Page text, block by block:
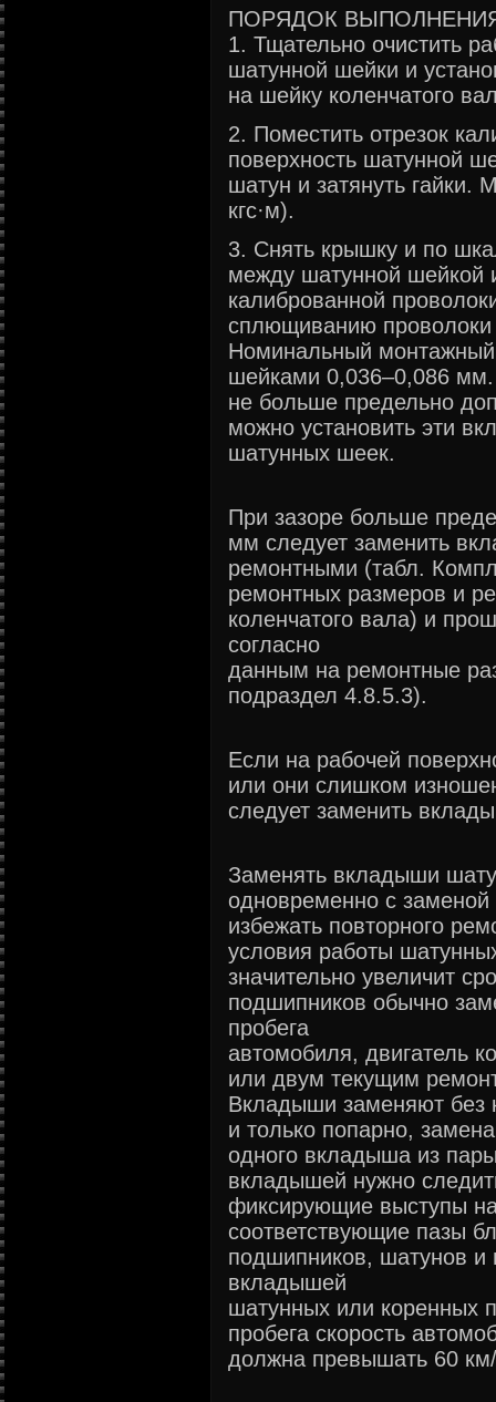
ПОРЯДОК
1. Тщательно очистить
шатунной шейки и
на шейку коленчатого
2. Поместить отрезок
поверхность шатунной
шатун и затянуть гайки.
кгс·м).
3. Снять крышку и по
между шатунной
калиброванной
сплющиванию проволоки
Номинальный
шейками 0,036–0,086 мм.
не больше предельно
можно установить эти
шатунных шеек.
При зазоре больше
мм следует заменить
ремонтными (табл.
ремонтных размеров и
коленчатого вала) и
согласно
данным на ремонтные
подраздел 4.8.5.3).
Если на рабочей
или они слишком
следует заменить
Заменять вкладыши
одновременно с
избежать повторного
условия работы
значительно увеличит
подшипников обычно
пробега
автомобиля, двигатель
или двум текущим
Вкладыши заменяют без
и только попарно, замена
одного вкладыша из
вкладышей нужно
фиксирующие выступы
соответствующие пазы
подшипников, шатунов
вкладышей
шатунных или коренных
пробега скорость
должна превышать 60